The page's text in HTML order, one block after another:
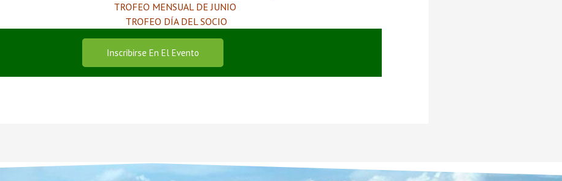
TROFEO MENSUAL DE JUNIO
TROFEO DÍA DEL SOCIO
Inscribirse En El Evento